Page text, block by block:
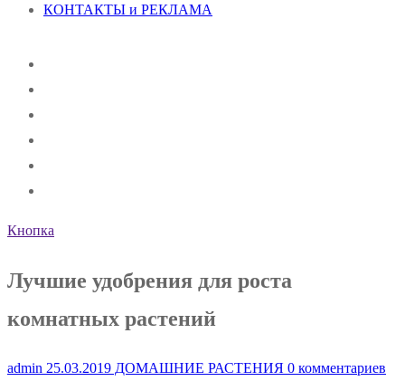
КОНТАКТЫ и РЕКЛАМА
Кнопка
Лучшие удобрения для роста
комнатных растений
admin 25.03.2019 ДОМАШНИЕ РАСТЕНИЯ 0 комментариев